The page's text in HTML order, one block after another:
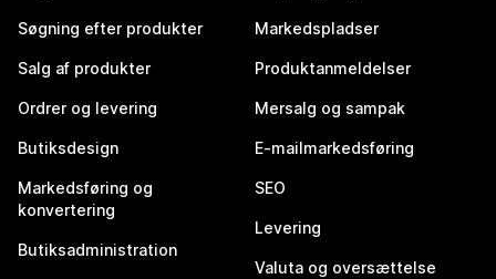
Søgning efter produkter
Salg af produkter
Ordrer og levering
Butiksdesign
Markedsføring og
konvertering
Butiksadministration
Markedspladser
Produktanmeldelser
Mersalg og sampak
E-mailmarkedsføring
SEO
Levering
Valuta og oversættelse